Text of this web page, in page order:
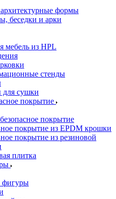
формы
беседки и арки
мебель из HPL
стенды
для сушки
покрытие
покрытие
покрытие из EPDM крошки
покрытие из резиновой
плитка
фигуры